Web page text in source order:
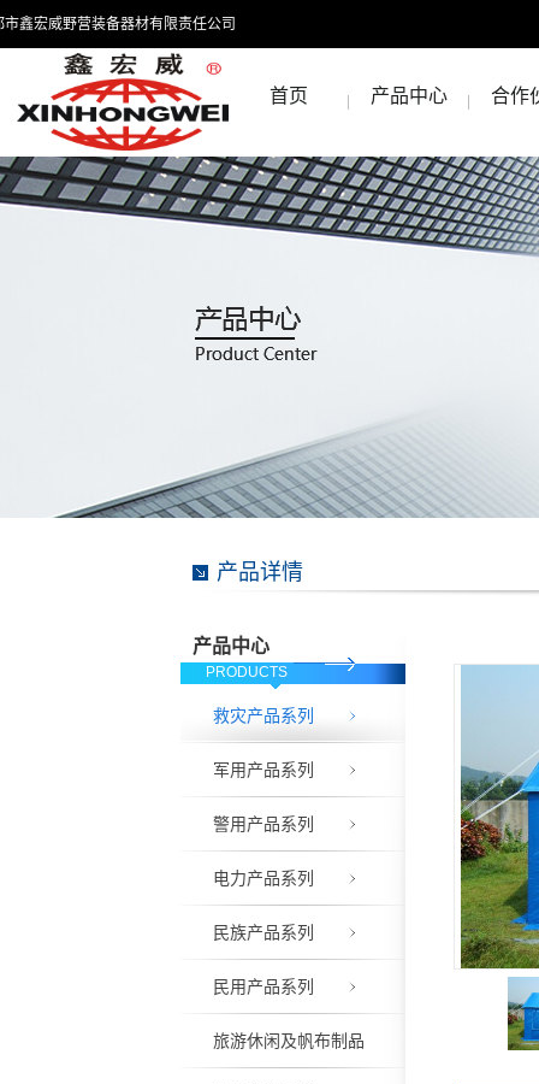
市鑫宏威野营装备器材有限责任公司
首页 产品中心 合作
产品中心
PRODUCTS
救灾产品系列
军用产品系列
警用产品系列
电力产品系列
民族产品系列
民用产品系列
旅游休闲及帆布制品
产品详情